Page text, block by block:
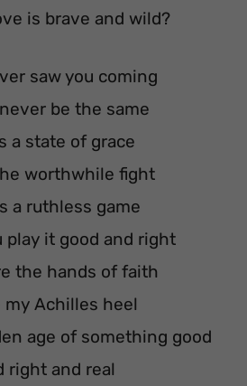
is brave and wild?
saw you coming
be the same
a state of grace
worthwhile fight
a ruthless game
play it good and right
the hands of faith
my Achilles heel
age of something good
right and real